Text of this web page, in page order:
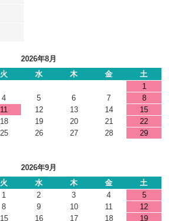
2026年8月
火 水 木 金
土
1
4 5 6 7
8
11 12 13 14
15
18 19 20 21
22
25 26 27 28
29
2026年9月
火 水 木 金
土
1
2 3 4
5
8 9 10 11
12
15 16 17 18
19